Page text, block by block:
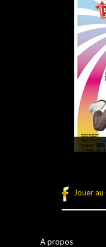
Jouer au
A propos